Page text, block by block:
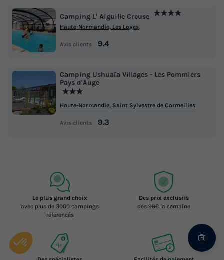
Camping L' Aiguille Creuse ★★★★
Haute-Normandie, Les Loges
Avis clients 9.4
Camping Ushuaïa Villages - Les Pommiers
Pays d'Auge
★★★
Haute-Normandie, Saint Sylvestre de Cormeilles
Avis clients 9.3
Le plus grand choix
avec plus de 3000 campings
référencés
Des prix exclusifs
dès 99€ la semaine